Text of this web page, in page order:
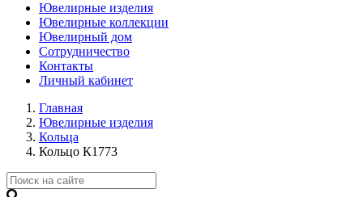
Ювелирные изделия
Ювелирные коллекции
Ювелирный дом
Сотрудничество
Контакты
Личный кабинет
Главная
Ювелирные изделия
Кольца
Кольцо К1773